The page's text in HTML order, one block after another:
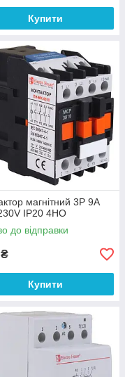
Купити
магнітний 3P 9A
IP20 4НО
до відправки
₴
Купити